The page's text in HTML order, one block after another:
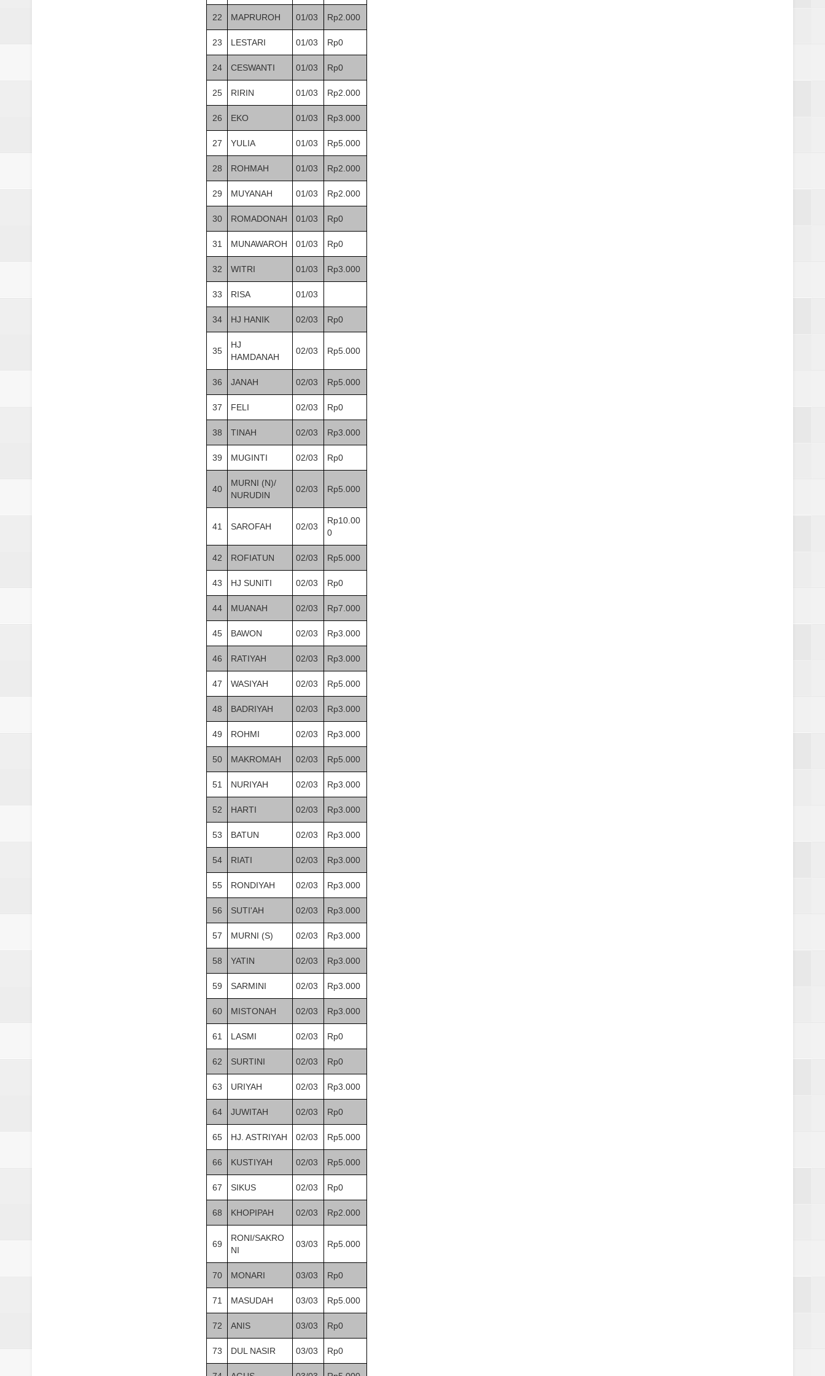
22 MAPRUROH 01/03 Rp2.000
23 LESTARI 01/03 Rp0
24 CESWANTI 01/03 Rp0
25 RIRIN 01/03 Rp2.000
26 EKO 01/03 Rp3.000
27 YULIA 01/03 Rp5.000
28 ROHMAH 01/03 Rp2.000
29 MUYANAH 01/03 Rp2.000
30 ROMADONAH 01/03 Rp0
31 MUNAWAROH 01/03 Rp0
32 WITRI 01/03 Rp3.000
33 RISA 01/03
34 HJ HANIK 02/03 Rp0
35
HJ
HAMDANAH
02/03 Rp5.000
36 JANAH 02/03 Rp5.000
37 FELI 02/03 Rp0
38 TINAH 02/03 Rp3.000
39 MUGINTI 02/03 Rp0
40
MURNI (N)/
NURUDIN
02/03 Rp5.000
41 SAROFAH 02/03
Rp10.00
0
42 ROFIATUN 02/03 Rp5.000
43 HJ SUNITI 02/03 Rp0
44 MUANAH 02/03 Rp7.000
45 BAWON 02/03 Rp3.000
46 RATIYAH 02/03 Rp3.000
47 WASIYAH 02/03 Rp5.000
48 BADRIYAH 02/03 Rp3.000
49 ROHMI 02/03 Rp3.000
50 MAKROMAH 02/03 Rp5.000
51 NURIYAH 02/03 Rp3.000
52 HARTI 02/03 Rp3.000
53 BATUN 02/03 Rp3.000
54 RIATI 02/03 Rp3.000
55 RONDIYAH 02/03 Rp3.000
56 SUTI'AH 02/03 Rp3.000
57 MURNI (S) 02/03 Rp3.000
58 YATIN 02/03 Rp3.000
59 SARMINI 02/03 Rp3.000
60 MISTONAH 02/03 Rp3.000
61 LASMI 02/03 Rp0
62 SURTINI 02/03 Rp0
63 URIYAH 02/03 Rp3.000
64 JUWITAH 02/03 Rp0
65 HJ. ASTRIYAH 02/03 Rp5.000
66 KUSTIYAH 02/03 Rp5.000
67 SIKUS 02/03 Rp0
68 KHOPIPAH 02/03 Rp2.000
69
RONI/SAKRO
NI
03/03 Rp5.000
70 MONARI 03/03 Rp0
71 MASUDAH 03/03 Rp5.000
72 ANIS 03/03 Rp0
73 DUL NASIR 03/03 Rp0